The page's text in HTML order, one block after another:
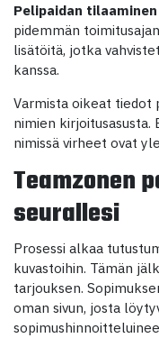
Pelipaidan tilaaminen
pidemmän
lisätöitä, jotka
kanssa.
Varmista oikeat tiedot
nimien
nimissä virheet ovat
Teamzonen
seurallesi
Prosessi alkaa
kuvastoihin. Tämän
tarjouksen.
oman sivun, josta